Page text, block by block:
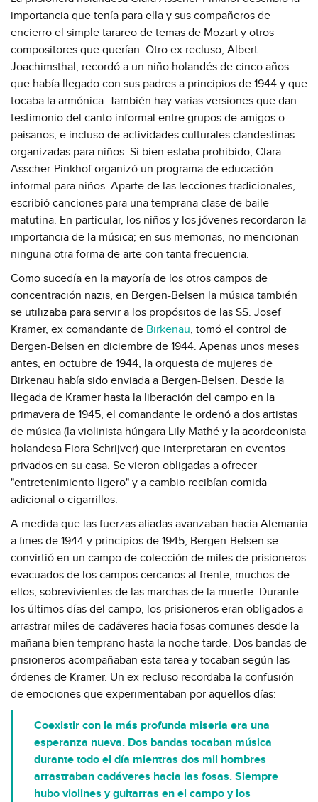
importancia que tenía para ella y sus compañeros de
encierro el simple tarareo de temas de Mozart y otros
compositores que querían. Otro ex recluso, Albert
Joachimsthal, recordó a un niño holandés de cinco años
que había llegado con sus padres a principios de 1944 y que
tocaba la armónica. También hay varias versiones que dan
testimonio del canto informal entre grupos de amigos o
paisanos, e incluso de actividades culturales clandestinas
organizadas para niños. Si bien estaba prohibido, Clara
Asscher-Pinkhof organizó un programa de educación
informal para niños. Aparte de las lecciones tradicionales,
escribió canciones para una temprana clase de baile
matutina. En particular, los niños y los jóvenes recordaron la
importancia de la música; en sus memorias, no mencionan
ninguna otra forma de arte con tanta frecuencia.
Como sucedía en la mayoría de los otros campos de
concentración nazis, en Bergen-Belsen la música también
se utilizaba para servir a los propósitos de las SS. Josef
Kramer, ex comandante de Birkenau, tomó el control de
Bergen-Belsen en diciembre de 1944. Apenas unos meses
antes, en octubre de 1944, la orquesta de mujeres de
Birkenau había sido enviada a Bergen-Belsen. Desde la
llegada de Kramer hasta la liberación del campo en la
primavera de 1945, el comandante le ordenó a dos artistas
de música (la violinista húngara Lily Mathé y la acordeonista
holandesa Fiora Schrijver) que interpretaran en eventos
privados en su casa. Se vieron obligadas a ofrecer
"entretenimiento ligero" y a cambio recibían comida
adicional o cigarrillos.
A medida que las fuerzas aliadas avanzaban hacia Alemania
a fines de 1944 y principios de 1945, Bergen-Belsen se
convirtió en un campo de colección de miles de prisioneros
evacuados de los campos cercanos al frente; muchos de
ellos, sobrevivientes de las marchas de la muerte. Durante
los últimos días del campo, los prisioneros eran obligados a
arrastrar miles de cadáveres hacia fosas comunes desde la
mañana bien temprano hasta la noche tarde. Dos bandas de
prisioneros acompañaban esta tarea y tocaban según las
órdenes de Kramer. Un ex recluso recordaba la confusión
de emociones que experimentaban por aquellos días:
Coexistir con la más profunda miseria era una
esperanza nueva. Dos bandas tocaban música
durante todo el día mientras dos mil hombres
arrastraban cadáveres hacia las fosas. Siempre
hubo violines y guitarras en el campo y los